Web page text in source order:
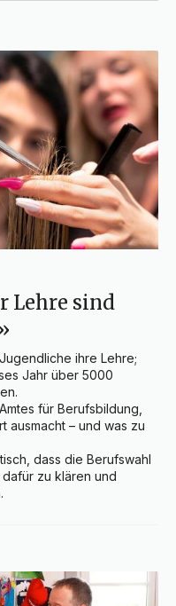
Lehre sind
ihre Lehre;
Jahr über 5000
für Berufsbildung,
ausmacht – und was zu
dass die Berufswahl
zu klären und